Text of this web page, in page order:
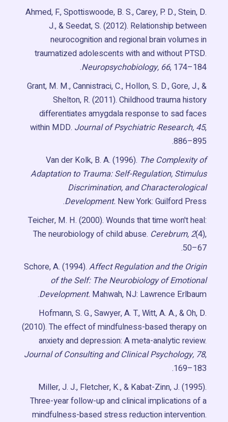
Ahmed, F., Spottiswoode, B. S., Carey, P. D., Stein, D.
J., & Seedat, S. (2012). Relationship between
neurocognition and regional brain volumes in
traumatized adolescents with and without PTSD.
Neuropsychobiology, 66, 174–184.
Grant, M. M., Cannistraci, C., Hollon, S. D., Gore, J., &
Shelton, R. (2011). Childhood trauma history
differentiates amygdala response to sad faces
within MDD. Journal of Psychiatric Research, 45,
886–895.
Van der Kolk, B. A. (1996). The Complexity of
Adaptation to Trauma: Self-Regulation, Stimulus
Discrimination, and Characterological
Development. New York: Guilford Press.
Teicher, M. H. (2000). Wounds that time won't heal:
The neurobiology of child abuse. Cerebrum, 2(4),
50–67.
Schore, A. (1994). Affect Regulation and the Origin
of the Self: The Neurobiology of Emotional
Development. Mahwah, NJ: Lawrence Erlbaum.
Hofmann, S. G., Sawyer, A. T., Witt, A. A., & Oh, D.
(2010). The effect of mindfulness-based therapy on
anxiety and depression: A meta-analytic review.
Journal of Consulting and Clinical Psychology, 78,
169–183.
Miller, J. J., Fletcher, K., & Kabat-Zinn, J. (1995).
Three-year follow-up and clinical implications of a
mindfulness-based stress reduction intervention.